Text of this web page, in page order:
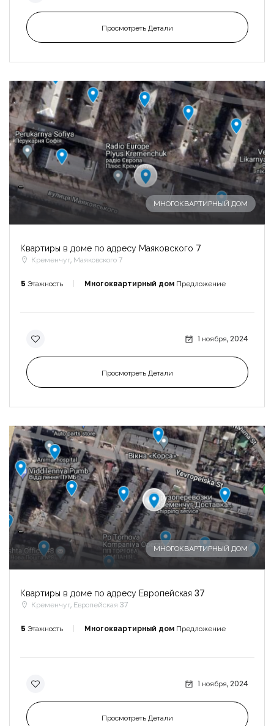
Просмотреть Детали
-
МНОГОКВАРТИРНЫЙ ДОМ
Квартиры в доме по адресу Маяковского 7
Кременчуг, Маяковского 7
5 Этажность Многоквартирный дом Предложение
1 ноября, 2024
Просмотреть Детали
-
МНОГОКВАРТИРНЫЙ ДОМ
Квартиры в доме по адресу Европейская 37
Кременчуг, Европейская 37
5 Этажность Многоквартирный дом Предложение
1 ноября, 2024
Просмотреть Детали